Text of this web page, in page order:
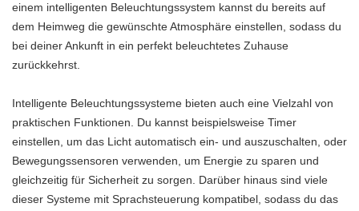
einem intelligenten Beleuchtungssystem kannst du bereits auf
dem Heimweg die gewünschte Atmosphäre einstellen, sodass du
bei deiner Ankunft in ein perfekt beleuchtetes Zuhause
zurückkehrst.
Intelligente Beleuchtungssysteme bieten auch eine Vielzahl von
praktischen Funktionen. Du kannst beispielsweise Timer
einstellen, um das Licht automatisch ein- und auszuschalten, oder
Bewegungssensoren verwenden, um Energie zu sparen und
gleichzeitig für Sicherheit zu sorgen. Darüber hinaus sind viele
dieser Systeme mit Sprachsteuerung kompatibel, sodass du das